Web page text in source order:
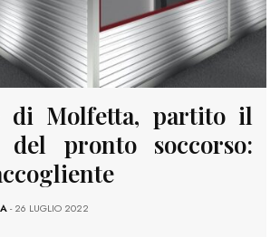
di Molfetta, partito il
del pronto soccorso:
- 26 LUGLIO 2022